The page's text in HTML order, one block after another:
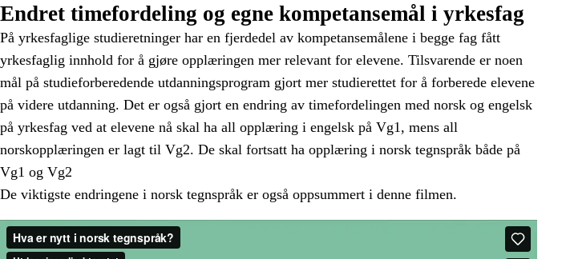
Endret timefordeling og egne kompetansemål i yrkesfag
På yrkesfaglige studieretninger har en fjerdedel av kompetansemålene i begge fag fått
yrkesfaglig innhold for å gjøre opplæringen mer relevant for elevene. Tilsvarende er noen
mål på studieforberedende utdanningsprogram gjort mer studierettet for å forberede elevene
på videre utdanning. Det er også gjort en endring av timefordelingen med norsk og engelsk
på yrkesfag ved at elevene nå skal ha all opplæring i engelsk på Vg1, mens all
norskopplæringen er lagt til Vg2. De skal fortsatt ha opplæring i norsk tegnspråk både på
Vg1 og Vg2
De viktigste endringene i norsk tegnspråk er også oppsummert i denne filmen.